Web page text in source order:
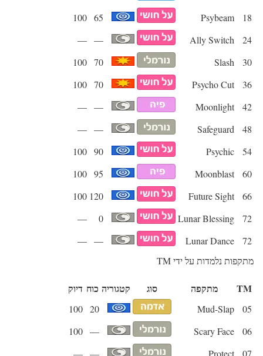
18
Psybeam
65
100
24
Ally Switch
—
—
30
Slash
70
100
36
Psycho Cut
70
100
42
Moonlight
—
—
48
Safeguard
—
—
54
Psychic
90
100
60
Moonblast
95
100
66
Future Sight
120
100
72
Lunar Blessing
0
—
72
Lunar Dance
—
—
מתקפות נלמדות על ידי TM
TM מתקפה סוג קטגוריה כוח דיוק
05
Mud-Slap
20
100
06
Scary Face
—
100
07
Protect
—
—